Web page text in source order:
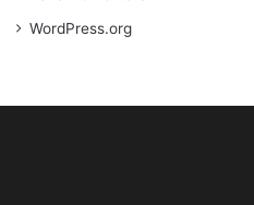
WordPress.org